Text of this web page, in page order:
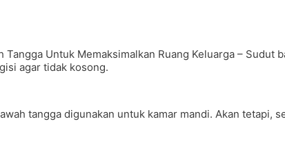
Tangga Untuk Memaksimalkan Ruang Keluarga –
agar tidak kosong.
tangga digunakan untuk kamar mandi. Akan tetapi,